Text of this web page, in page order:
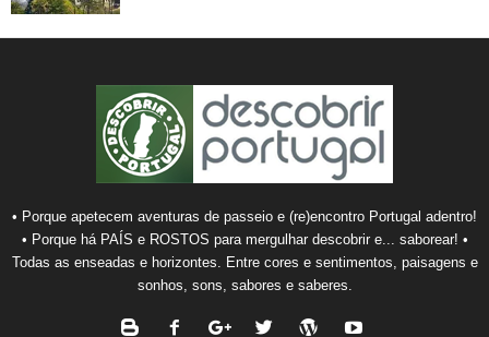
• Porque apetecem aventuras de passeio e (re)encontro Portugal adentro!
• Porque há PAÍS e ROSTOS para mergulhar descobrir e... saborear! •
Todas as enseadas e horizontes. Entre cores e sentimentos, paisagens e
sonhos, sons, sabores e saberes.